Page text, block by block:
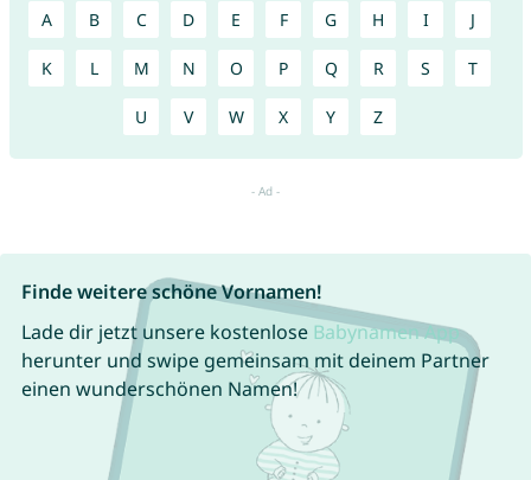
A B C D E F G H I J
K L M N O P Q R S T
U V W X Y Z
Finde weitere schöne Vornamen!
Lade dir jetzt unsere kostenlose Babynamen App
herunter und swipe gemeinsam mit deinem Partner
einen wunderschönen Namen!